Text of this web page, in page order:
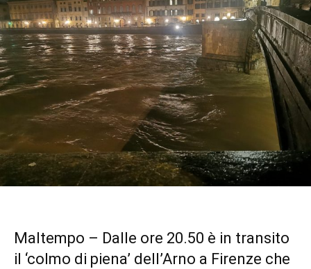
Maltempo – Dalle ore 20.50 è in transito
il ‘colmo di piena’ dell’Arno a Firenze che